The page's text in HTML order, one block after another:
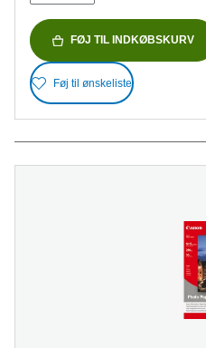
FØJ TIL INDKØBSKURV
Føj til ønskeliste